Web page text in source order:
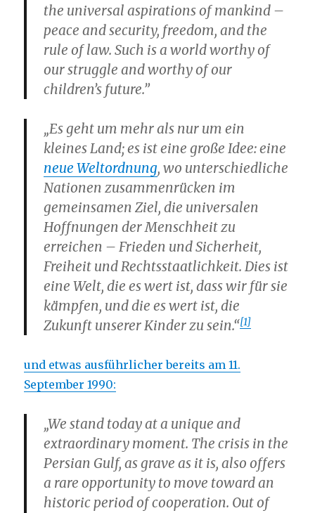
the universal aspirations of mankind –
peace and security, freedom, and the
rule of law. Such is a world worthy of
our struggle and worthy of our
children’s future.”
„Es geht um mehr als nur um ein
kleines Land; es ist eine große Idee: eine
neue Weltordnung, wo unterschiedliche
Nationen zusammenrücken im
gemeinsamen Ziel, die universalen
Hoffnungen der Menschheit zu
erreichen – Frieden und Sicherheit,
Freiheit und Rechtsstaatlichkeit. Dies ist
eine Welt, die es wert ist, dass wir für sie
kämpfen, und die es wert ist, die
Zukunft unserer Kinder zu sein.“[1]
und etwas ausführlicher bereits am 11.
September 1990:
„We stand today at a unique and
extraordinary moment. The crisis in the
Persian Gulf, as grave as it is, also offers
a rare opportunity to move toward an
historic period of cooperation. Out of